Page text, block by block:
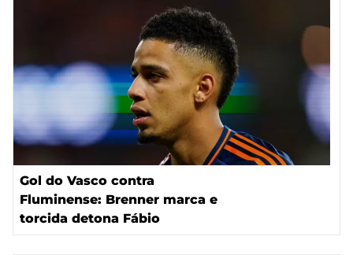
Gol do Vasco contra
Fluminense: Brenner marca e
torcida detona Fábio